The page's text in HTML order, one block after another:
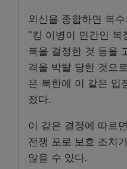
외신을 종합하면 복
“킹 이병이 민간인
북을 결정한 것 등을
격을 박탈 당한 것으
은 북한에 이 같은 입
졌다.
이 같은 결정에 따르
전쟁 포로 보호 조치
않을 수 있다.